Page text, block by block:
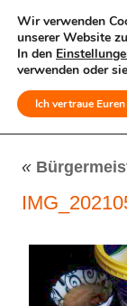
MENÜ
«
Wir verwenden
unserer Website
In den
verwenden oder
Ich vertraue